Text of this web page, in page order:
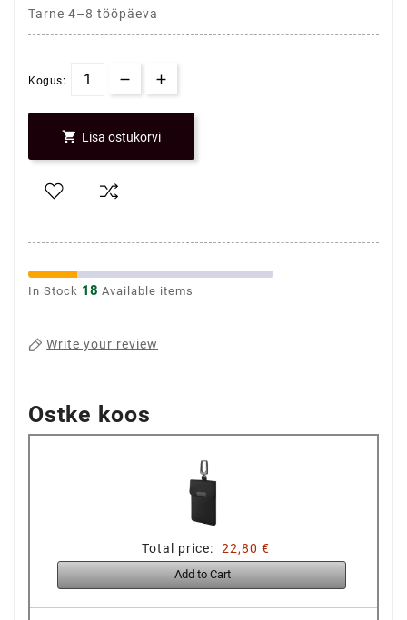
Tarne 4–8 tööpäeva
Kogus:
 Lisa ostukorvi
In Stock 18 Available items
Write your review
Ostke koos
Total price: 22,80 €
Add to Cart